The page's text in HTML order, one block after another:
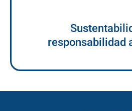
responsabilidad